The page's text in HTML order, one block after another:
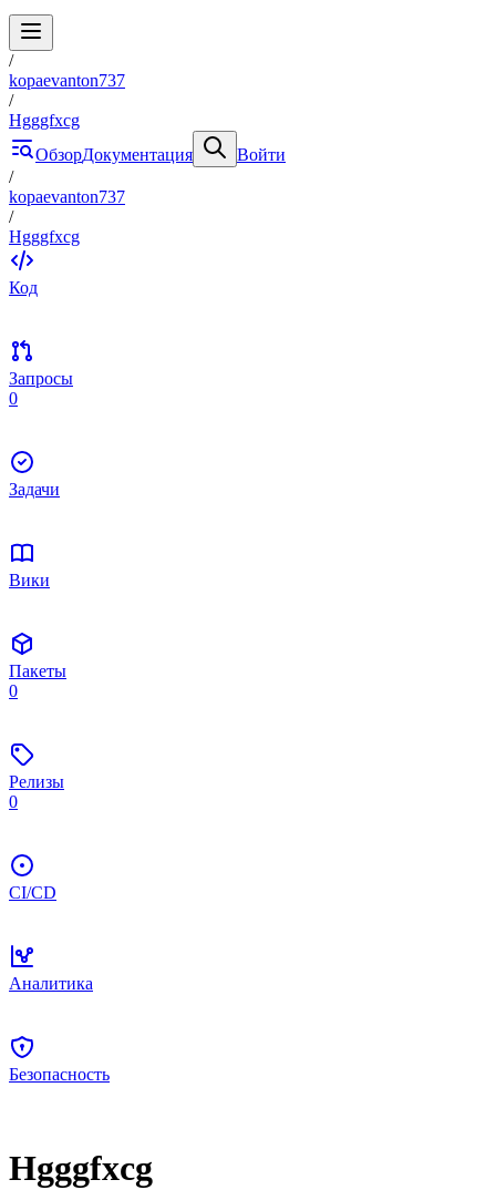
/
kopaevanton737
/
Hgggfxcg
ОбзорДокументация
Войти
/
kopaevanton737
/
Hgggfxcg
Код
Запросы
0
Задачи
Вики
Пакеты
0
Релизы
0
CI/CD
Аналитика
Безопасность
Hgggfxcg